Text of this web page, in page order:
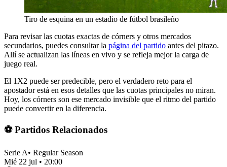
Tiro de esquina en un estadio de fútbol brasileño
Para revisar las cuotas exactas de córners y otros mercados
secundarios, puedes consultar la página del partido antes del pitazo.
Allí se actualizan las líneas en vivo y se refleja mejor la carga de
juego real.
El 1X2 puede ser predecible, pero el verdadero reto para el
apostador está en esos detalles que las cuotas principales no miran.
Hoy, los córners son ese mercado invisible que el ritmo del partido
puede convertir en la diferencia.
⚽ Partidos Relacionados
Serie A• Regular Season
Mié 22 jul • 20:00